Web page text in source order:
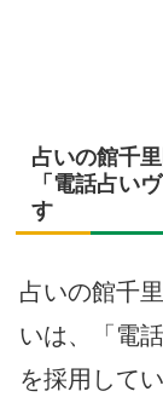
占いの館千
「電話占い
す
占いの館千
いは、「電
を採用してい